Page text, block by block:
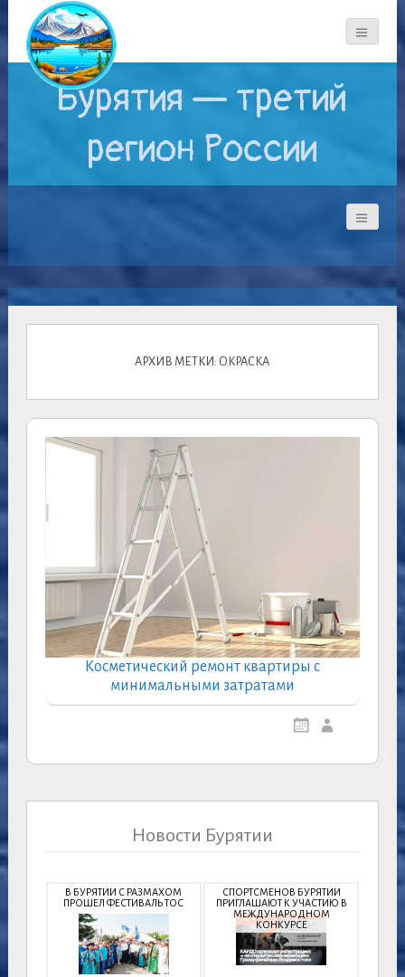
Бурятия — третий
регион России
АРХИВ МЕТКИ: ОКРАСКА
Косметический ремонт квартиры с
минимальными затратами
Новости Бурятии
В БУРЯТИИ С РАЗМАХОМ
ПРОШЕЛ ФЕСТИВАЛЬ ТОС
СПОРТСМЕНОВ БУРЯТИИ
ПРИГЛАШАЮТ К УЧАСТИЮ В
МЕЖДУНАРОДНОМ
КОНКУРСЕ